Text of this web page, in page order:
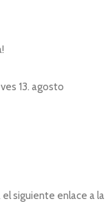
13. agosto
siguiente enlace a la